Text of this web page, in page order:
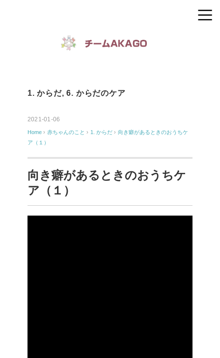
1. からだ,6. からだのケア
2021-01-06
Home › 赤ちゃんのこと › 1. からだ › 向き癖があるときのおうちケ
ア（１）
向き癖があるときのおうちケ
ア（１）